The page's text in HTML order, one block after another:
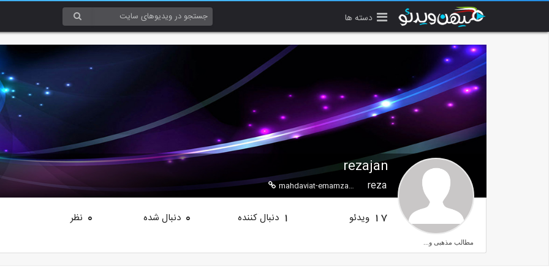
دسته ها
rezajan
reza
mahdaviat-emamzaman.rozblog.com
17 ویدئو 1 دنبال کننده 0 دنبال شده 0 نظر
مطالب مذهبی و...